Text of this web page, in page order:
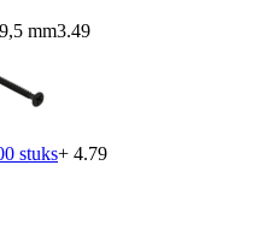
mm3.49
stuks+ 4.79